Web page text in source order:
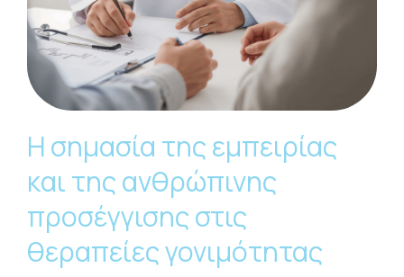
Η σημασία της εμπειρίας
και της ανθρώπινης
προσέγγισης στις
θεραπείες γονιμότητας